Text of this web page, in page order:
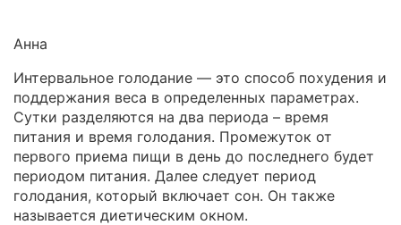
Анна
Интервальное голодание — это способ похудения и
поддержания веса в определенных параметрах.
Сутки разделяются на два периода – время
питания и время голодания. Промежуток от
первого приема пищи в день до последнего будет
периодом питания. Далее следует период
голодания, который включает сон. Он также
называется диетическим окном.